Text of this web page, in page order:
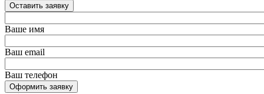
Оставить заявку
Ваше имя
Ваш email
Ваш телефон
Оформить заявку